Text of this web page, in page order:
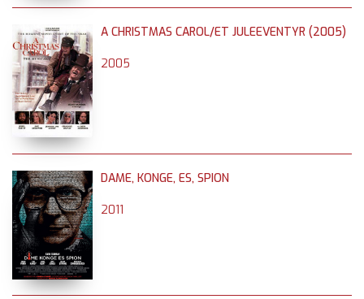
A CHRISTMAS CAROL/ET JULEEVENTYR (2005)
2005
DAME, KONGE, ES, SPION
2011